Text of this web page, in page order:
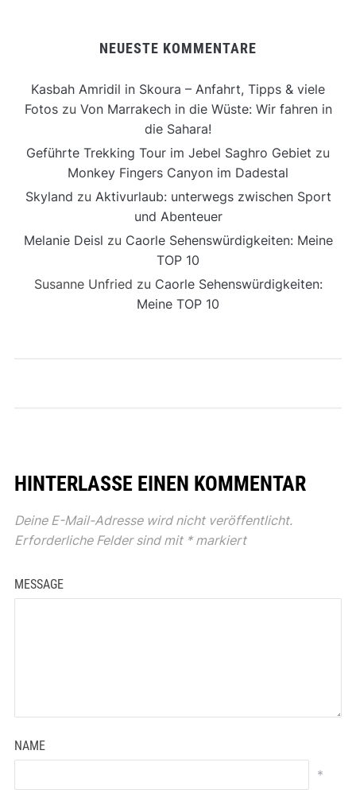
NEUESTE KOMMENTARE
Kasbah Amridil in Skoura – Anfahrt, Tipps & viele
Fotoszu Von Marrakech in die Wüste: Wir fahren in
die Sahara!
Geführte Trekking Tour im Jebel Saghro Gebiet zu
Monkey Fingers Canyon im Dadestal
Skyland zu Aktivurlaub: unterwegs zwischen Sport
und Abenteuer
Melanie Deisl zu Caorle Sehenswürdigkeiten: Meine
TOP 10
Susanne Unfried zu Caorle Sehenswürdigkeiten:
Meine TOP 10
HINTERLASSE EINEN KOMMENTAR
Deine E-Mail-Adresse wird nicht veröffentlicht.
Erforderliche Felder sind mit *markiert
MESSAGE
NAME
*